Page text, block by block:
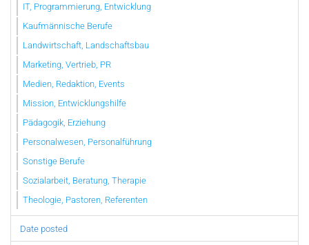
IT, Programmierung, Entwicklung
Kaufmännische Berufe
Landwirtschaft, Landschaftsbau
Marketing, Vertrieb, PR
Medien, Redaktion, Events
Mission, Entwicklungshilfe
Pädagogik, Erziehung
Personalwesen, Personalführung
Sonstige Berufe
Sozialarbeit, Beratung, Therapie
Theologie, Pastoren, Referenten
Date posted